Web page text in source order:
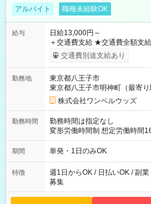
アルバイト 職種未経験OK
給与
日給13,000円～
＋交通費支給 ★交通費全額支給！ ┗案件により規定あり ★日払
いOK！（規定あり） ┗働いた
ンビニATMから 日払い分を引き落とせま
交通費別途支給あり
勤務地
東京都八王子市
東京都八王子市明神町（最寄り
株式会社ワンベルウッズ
勤務時間
勤務時間は指定なし
変形労働時間制 想定労働時間160時間/月 【シフ
～21：00
期間 単発・1日のみOK
特徴
週1日からOK / 日払いOK / 副
募集